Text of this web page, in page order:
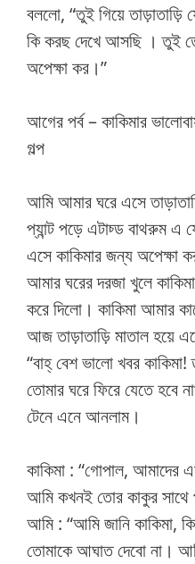
বললো, “তুই গিয়ে তাড়াতাড়ি
কি করছ দেখে আসছি । তুই
অপেক্ষা কর।”
আগের পর্ব – কাকিমার
গল্প
আমি আমার ঘরে এসে
প্যান্ট পড়ে এটাচ্ড বাথরুম এ
এসে কাকিমার জন্য অপেক্ষা
আমার ঘরের দরজা খুলে
করে দিলো। কাকিমা আমার
আজ তাড়াতাড়ি মাতাল হয়ে
“বাহ্ বেশ ভালো খবর
তোমার ঘরে ফিরে যেতে হবে
টেনে এনে আনলাম।
কাকিমা : “গোপাল, আমাদের
আমি কখনই তোর কাকুর সাথে
আমি : “আমি জানি কাকিমা,
তোমাকে আঘাত দেবো না।